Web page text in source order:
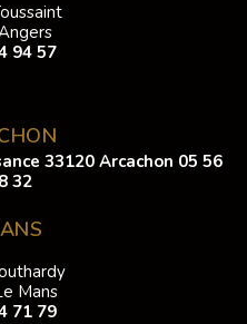
94 57
33120 Arcachon 05 56
32
Mans
71 79